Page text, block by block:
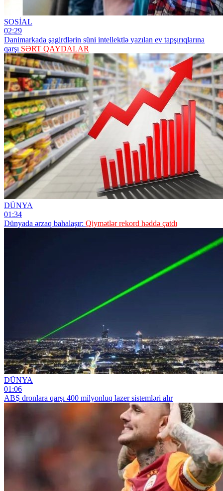
SOSİAL
02:29
Danimarkada şagirdlərin süni intellektlə yazılan ev tapşırıqlarına
qarşı SƏRT QAYDALAR
DÜNYA
01:34
Dünyada ərzaq bahalaşır: Qiymətlər rekord həddə çatdı
DÜNYA
01:06
ABŞ dronlara qarşı 400 milyonluq lazer sistemləri alır